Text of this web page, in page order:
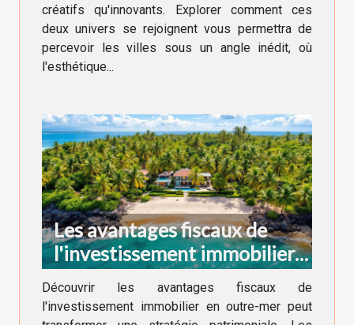
créatifs qu'innovants. Explorer comment ces
deux univers se rejoignent vous permettra de
percevoir les villes sous un angle inédit, où
l'esthétique...
Les avantages fiscaux de
l'investissement immobilier
en outre-mer
Découvrir les avantages fiscaux de
l'investissement immobilier en outre-mer peut